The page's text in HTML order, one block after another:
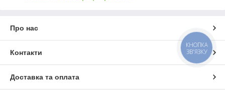
Про нас
Контакти
Доставка та оплата
КНОПКА
ЗВ'ЯЗКУ